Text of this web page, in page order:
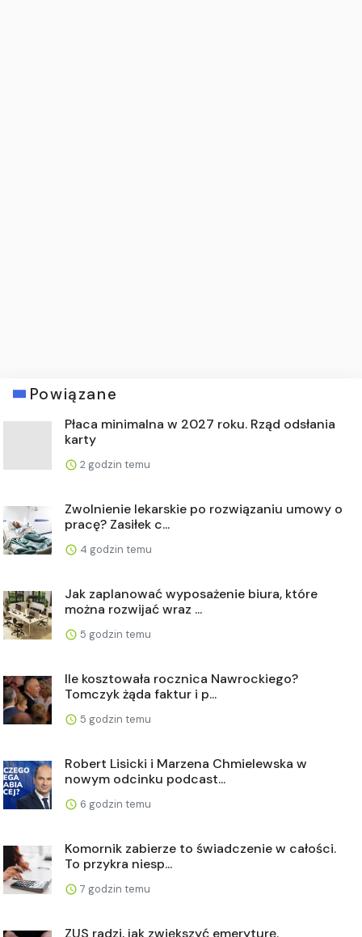
Powiązane
Płaca minimalna w 2027 roku. Rząd odsłania
karty
2 godzin temu
Zwolnienie lekarskie po rozwiązaniu umowy o
pracę? Zasiłek c...
4 godzin temu
Jak zaplanować wyposażenie biura, które
można rozwijać wraz ...
5 godzin temu
Ile kosztowała rocznica Nawrockiego?
Tomczyk żąda faktur i p...
5 godzin temu
Robert Lisicki i Marzena Chmielewska w
nowym odcinku podcast...
6 godzin temu
Komornik zabierze to świadczenie w całości.
To przykra niesp...
7 godzin temu
ZUS radzi, jak zwiększyć emeryturę.